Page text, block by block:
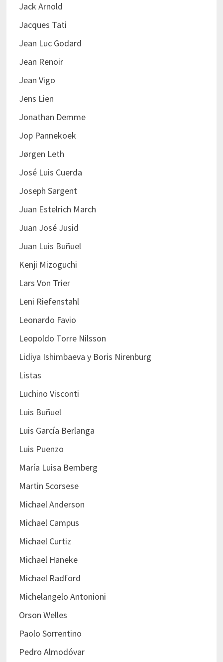
Jack Arnold
Jacques Tati
Jean Luc Godard
Jean Renoir
Jean Vigo
Jens Lien
Jonathan Demme
Jop Pannekoek
Jørgen Leth
José Luis Cuerda
Joseph Sargent
Juan Estelrich March
Juan José Jusid
Juan Luis Buñuel
Kenji Mizoguchi
Lars Von Trier
Leni Riefenstahl
Leonardo Favio
Leopoldo Torre Nilsson
Lidiya Ishimbaeva y Boris Nirenburg
Listas
Luchino Visconti
Luis Buñuel
Luis García Berlanga
Luis Puenzo
María Luisa Bemberg
Martin Scorsese
Michael Anderson
Michael Campus
Michael Curtiz
Michael Haneke
Michael Radford
Michelangelo Antonioni
Orson Welles
Paolo Sorrentino
Pedro Almodóvar